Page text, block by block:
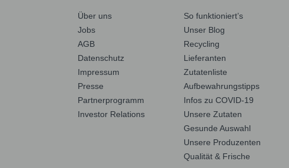
Über uns
Jobs
AGB
Datenschutz
Impressum
Presse
Partnerprogramm
Investor Relations
So funktioniert’s
Unser Blog
Recycling
Lieferanten
Zutatenliste
Aufbewahrungstipps
Infos zu COVID-19
Unsere Zutaten
Gesunde Auswahl
Unsere Produzenten
Qualität & Frische